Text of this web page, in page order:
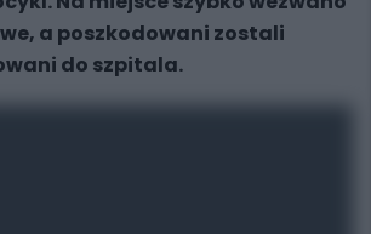
a poszkodowani zostali
do szpitala.